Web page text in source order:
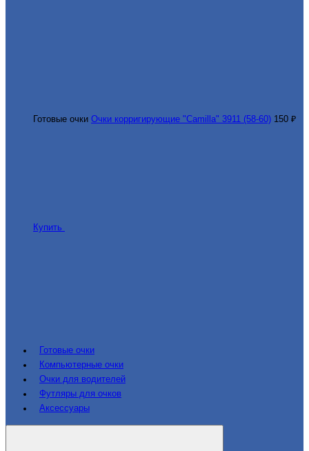
Готовые очки Очки корригирующие "Camilla" 3911 (58-60) 150 ₽
Купить
Готовые очки
Компьютерные очки
Очки для водителей
Футляры для очков
Аксессуары